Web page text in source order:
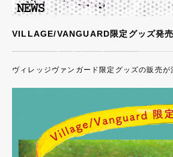
NEWS
PROFILE
DISCOGRAPHY
PHOTO
VILLAGE/VANGUARD限定グッズ発売
ヴィレッジヴァンガード限定グッズの販売が